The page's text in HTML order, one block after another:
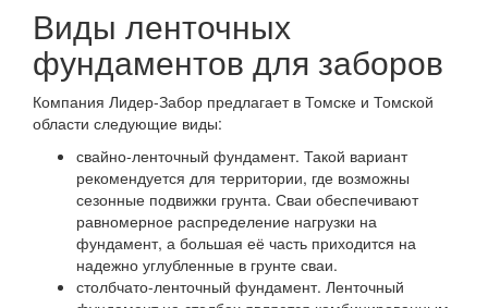
Виды ленточных
фундаментов для заборов
Компания Лидер-Забор предлагает в Томске и Томской
области следующие виды:
свайно-ленточный фундамент. Такой вариант
рекомендуется для территории, где возможны
сезонные подвижки грунта. Сваи обеспечивают
равномерное распределение нагрузки на
фундамент, а большая её часть приходится на
надежно углубленные в грунте сваи.
столбчато-ленточный фундамент. Ленточный